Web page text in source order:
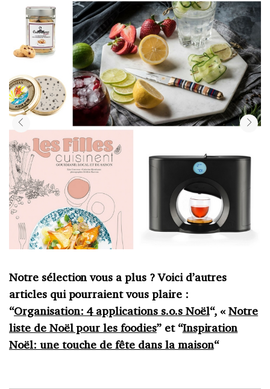
Notre sélection vous a plus ? Voici d’autres
articles qui pourraient vous plaire :
“Organisation: 4 applications s.o.s Noël“, «Notre
liste de Noël pour les foodies” et “Inspiration
Noël: une touche de fête dans la maison“